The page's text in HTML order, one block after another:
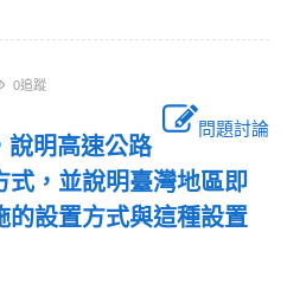
0追蹤
問題討論
說明高速公路
式，並說明臺灣地區即
的設置方式與這種設置